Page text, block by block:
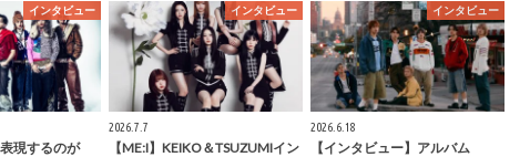
インタビュー
現するのが
インタビュー
2026.7.7
【ME:I】KEIKO＆TSUZUMIイン
インタビュー
2026.6.18
【インタビュー】アルバム